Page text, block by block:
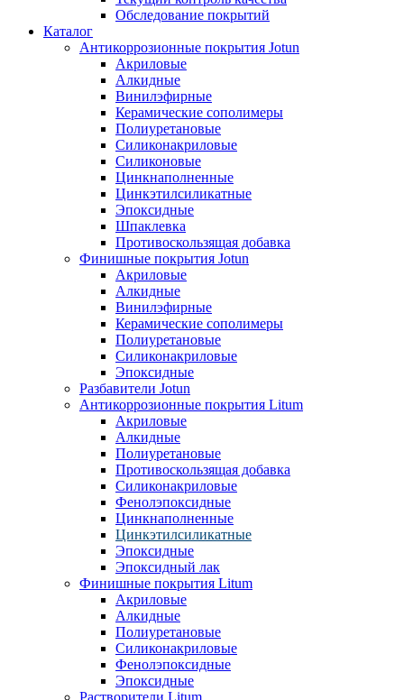
Обследование покрытий
Каталог
Антикоррозионные покрытия Jotun
Акриловые
Алкидные
Винилэфирные
Керамические сополимеры
Полиуретановые
Силиконакриловые
Силиконовые
Цинкнаполненные
Цинкэтилсиликатные
Эпоксидные
Шпаклевка
Противоскользящая добавка
Финишные покрытия Jotun
Акриловые
Алкидные
Винилэфирные
Керамические сополимеры
Полиуретановые
Силиконакриловые
Эпоксидные
Разбавители Jotun
Антикоррозионные покрытия Litum
Акриловые
Алкидные
Полиуретановые
Противоскользящая добавка
Силиконакриловые
Фенолэпоксидные
Цинкнаполненные
Цинкэтилсиликатные
Эпоксидные
Эпоксидный лак
Финишные покрытия Litum
Акриловые
Алкидные
Полиуретановые
Силиконакриловые
Фенолэпоксидные
Эпоксидные
Растворители Litum